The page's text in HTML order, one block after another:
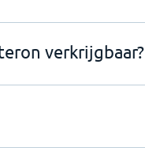
verkrijgbaar?